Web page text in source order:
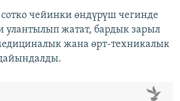
чейинки өндүрүш чегинде
улантылып жатат, бардык зарыл
жана өрт-техникалык